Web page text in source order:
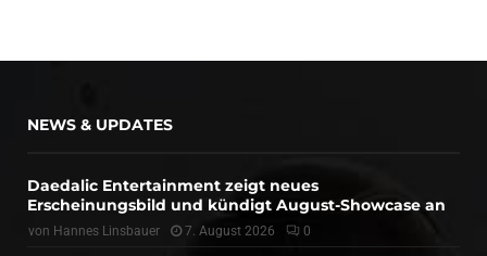
NEWS & UPDATES
Daedalic Entertainment zeigt neues
Erscheinungsbild und kündigt August-Showcase an
von Hannes Linsbauer 7. August 2026 0